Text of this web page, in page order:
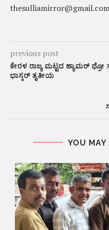
previous post
ಕೇರಳ ರಾಜ್ಯ ಮಟ್ಟದ ಹ್ಯಾಮರ್ ಥ್ರೋ
ಭಾಸ್ಕರ್‌ ತೃತೀಯ
YOU